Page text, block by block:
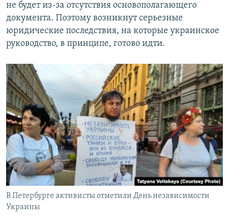
не будет из-за отсутствия основополагающего
документа. Поэтому возникнут серьезные
юридические последствия, на которые украинское
руководство, в принципе, готово идти.
В Петербурге активисты отметили День независимости
Украины